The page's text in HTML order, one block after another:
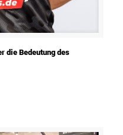
die Bedeutung des